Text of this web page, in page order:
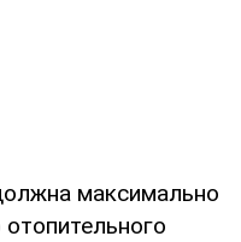
максимально